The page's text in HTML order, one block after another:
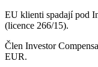
EU klienti spadají pod
(licence 266/15).
Člen Investor
EUR.